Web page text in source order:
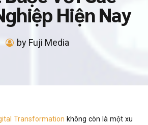
Hiện Nay
by Fuji Media
Transformation không còn là một xu